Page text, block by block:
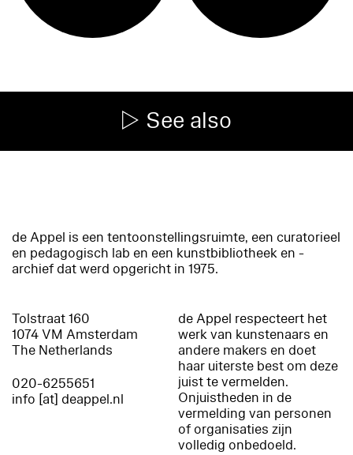
See also
de Appel is een tentoonstellingsruimte, een curatorieel
en pedagogisch lab en een kunstbibliotheek en -
archief dat werd opgericht in 1975.
Tolstraat 160
1074 VM Amsterdam
The Netherlands
020-6255651
info [at] deappel.nl
de Appel respecteert het
werk van kunstenaars en
andere makers en doet
haar uiterste best om deze
juist te vermelden.
Onjuistheden in de
vermelding van personen
of organisaties zijn
volledig onbedoeld.